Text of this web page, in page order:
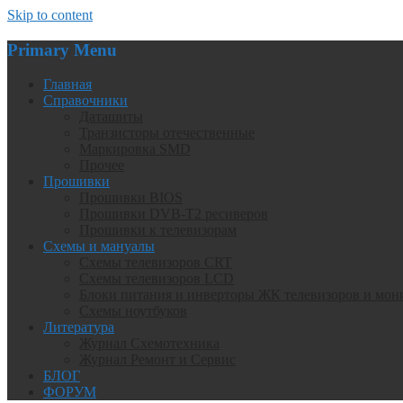
Skip to content
Primary Menu
Главная
Справочники
Прошивки
Схемы и мануалы
Литература
БЛОГ
ФОРУМ